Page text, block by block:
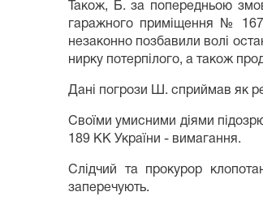
Також, Б. за попередньою
гаражного приміщення №
незаконно позбавили волі
нирку потерпілого, а також
Дані погрози Ш. сприймав як
Своїми умисними діями
189 КК України - вимагання.
Слідчий та прокурор
заперечують.